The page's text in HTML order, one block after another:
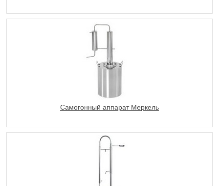
Самогонный аппарат Меркель